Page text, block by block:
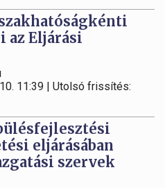
az Eljárási
11:39 | Utolsó frissítés:
eljárásában
szervek